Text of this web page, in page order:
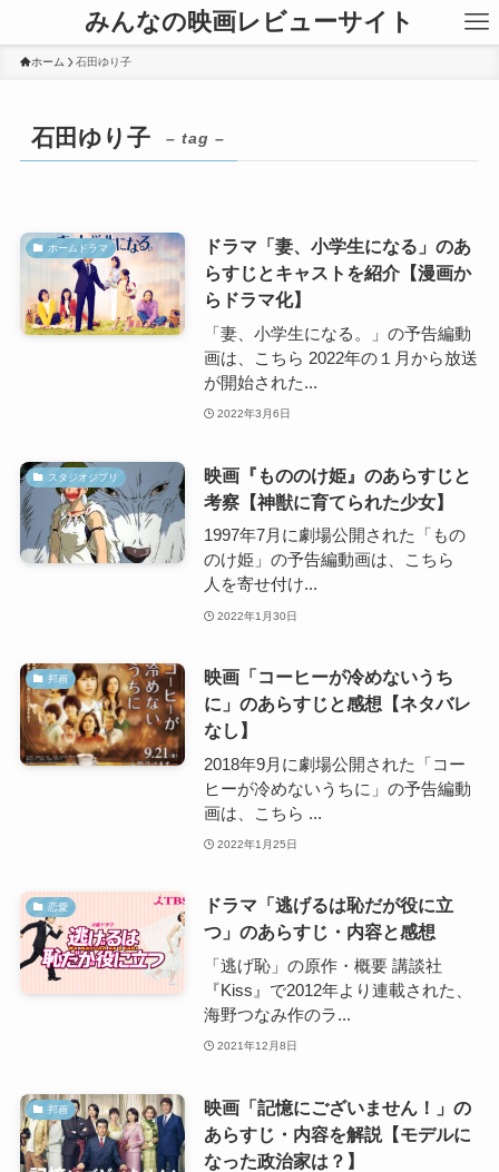
みんなの映画レビューサイト
ホーム 石田ゆり子
石田ゆり子 – tag –
ホームドラマ
ドラマ「妻、小学生になる」のあ
らすじとキャストを紹介【漫画か
らドラマ化】
「妻、小学生になる。」の予告編動
画は、こちら 2022年の１月から放送
が開始された...
2022年3月6日
スタジオジブリ
映画『もののけ姫』のあらすじと
考察【神獣に育てられた少女】
1997年7月に劇場公開された「もの
のけ姫」の予告編動画は、こちら
人を寄せ付け...
2022年1月30日
邦画
映画「コーヒーが冷めないうち
に」のあらすじと感想【ネタバレ
なし】
2018年9月に劇場公開された「コー
ヒーが冷めないうちに」の予告編動
画は、こちら ...
2022年1月25日
恋愛
ドラマ「逃げるは恥だが役に立
つ」のあらすじ・内容と感想
「逃げ恥」の原作・概要 講談社
『Kiss』で2012年より連載された、
海野つなみ作のラ...
2021年12月8日
邦画
映画「記憶にございません！」の
あらすじ・内容を解説【モデルに
なった政治家は？】